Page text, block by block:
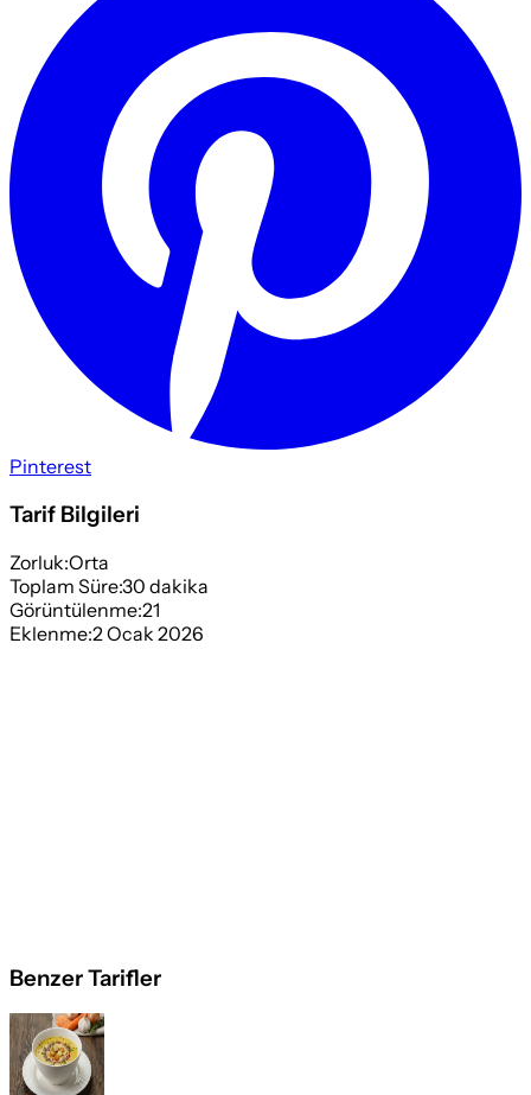
Pinterest
Tarif Bilgileri
Zorluk:Orta
Toplam Süre:30 dakika
Görüntülenme:21
Eklenme:2 Ocak 2026
Benzer Tarifler